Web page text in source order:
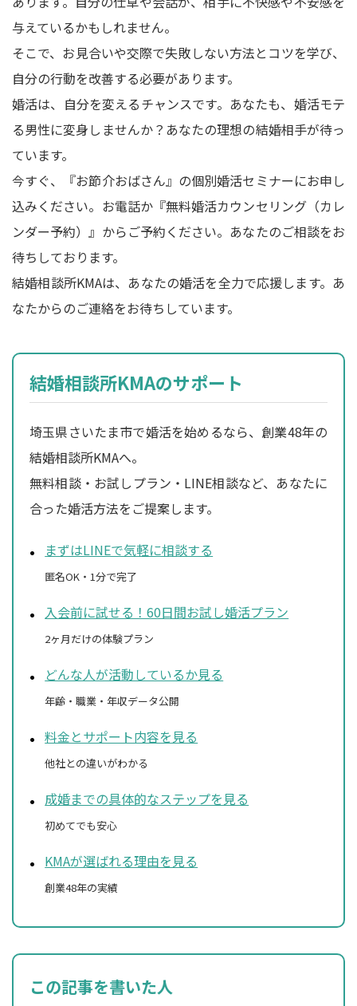
与えているかもしれません。
そこで、お見合いや交際で失敗しない方法とコツを学び、
自分の行動を改善する必要があります。
婚活は、自分を変えるチャンスです。あなたも、婚活モテ
る男性に変身しませんか？あなたの理想の結婚相手が待っ
ています。
今すぐ、『お節介おばさん』の個別婚活セミナーにお申し
込みください。お電話か『無料婚活カウンセリング（カレ
ンダー予約）』からご予約ください。あなたのご相談をお
待ちしております。
結婚相談所KMAは、あなたの婚活を全力で応援します。あ
なたからのご連絡をお待ちしています。
結婚相談所KMAのサポート
埼玉県さいたま市で婚活を始めるなら、創業48年の
結婚相談所KMAへ。
無料相談・お試しプラン・LINE相談など、あなたに
合った婚活方法をご提案します。
まずはLINEで気軽に相談する
匿名OK・1分で完了
入会前に試せる！60日間お試し婚活プラン
2ヶ月だけの体験プラン
どんな人が活動しているか見る
年齢・職業・年収データ公開
料金とサポート内容を見る
他社との違いがわかる
成婚までの具体的なステップを見る
初めてでも安心
KMAが選ばれる理由を見る
創業48年の実績
この記事を書いた人